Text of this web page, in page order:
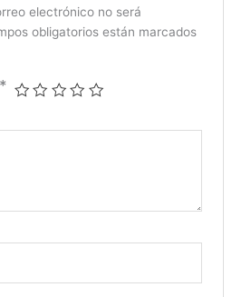
electrónico no será
obligatorios están marcados
*